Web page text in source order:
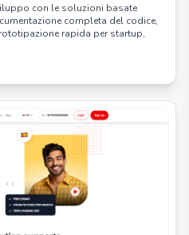
con le soluzioni basate
completa del codice,
rapida per startup,